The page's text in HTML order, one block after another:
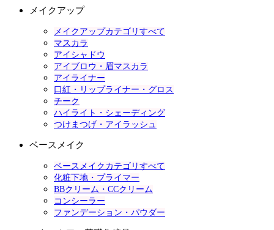
メイクアップ
メイクアップカテゴリすべて
マスカラ
アイシャドウ
アイブロウ・眉マスカラ
アイライナー
口紅・リップライナー・グロス
チーク
ハイライト・シェーディング
つけまつげ・アイラッシュ
ベースメイク
ベースメイクカテゴリすべて
化粧下地・プライマー
BBクリーム・CCクリーム
コンシーラー
ファンデーション・パウダー